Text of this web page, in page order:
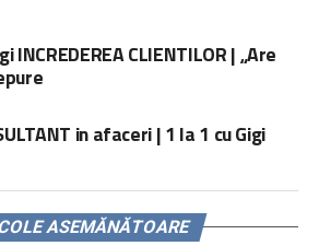
INCREDEREA CLIENTILOR | „Are
in afaceri | 1 la 1 cu Gigi
ASEMĂNĂTOARE